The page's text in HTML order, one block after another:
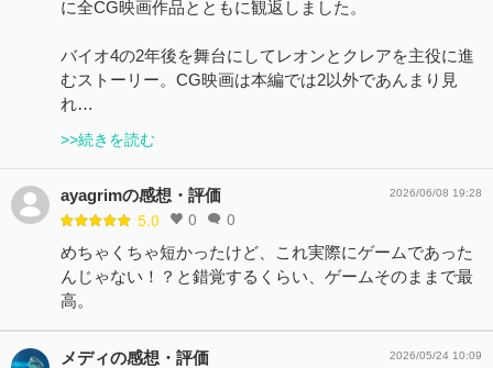
に全CG映画作品とともに観返しました。
バイオ4の2年後を舞台にしてレオンとクレアを主役に進
むストーリー。CG映画は本編では2以外であんまり見
れ…
>>続きを読む
ayagrimの感想・評価
5.0 0 0
2026/06/08 19:28
めちゃくちゃ短かったけど、これ実際にゲームであった
んじゃない！？と錯覚するくらい、ゲームそのままで最
高。
メディの感想・評価 2026/05/24 10:09